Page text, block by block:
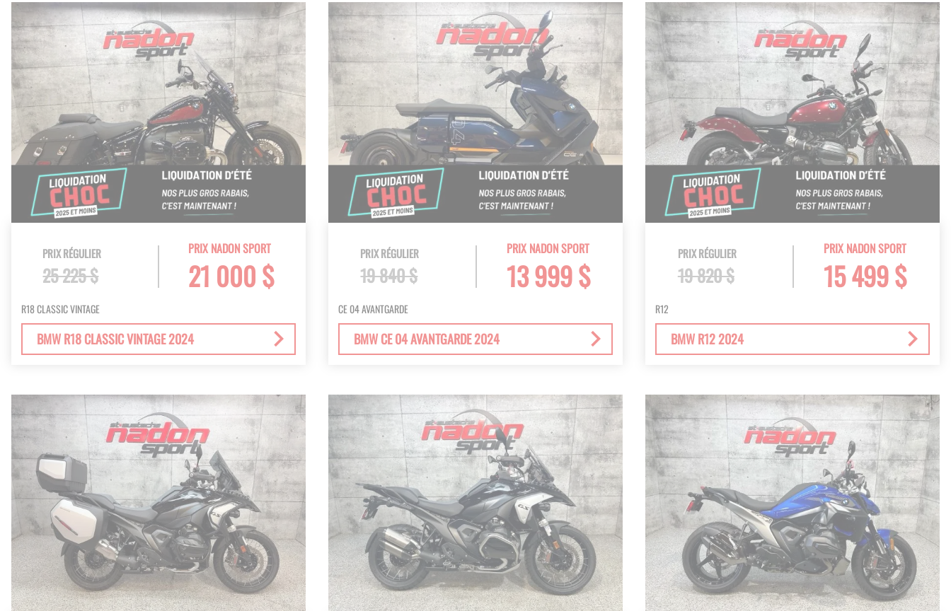
PRIX NADON SPORT
21 000 $
PRIX RÉGULIER
25 225 $
R18 CLASSIC VINTAGE
BMW R18 CLASSIC VINTAGE 2024
PRIX NADON SPORT
13 999 $
PRIX RÉGULIER
19 840 $
CE 04 AVANTGARDE
BMW CE 04 AVANTGARDE 2024
PRIX NADON SPORT
15 499 $
PRIX RÉGULIER
19 820 $
R12
BMW R12 2024